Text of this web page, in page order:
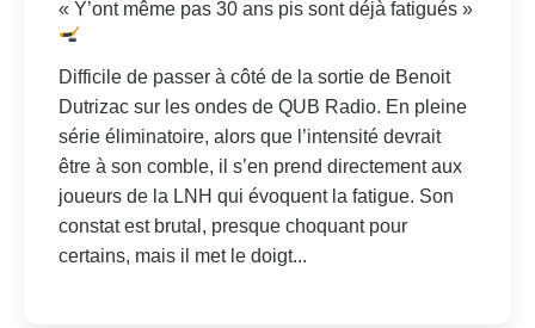
« Y’ont même pas 30 ans pis sont déjà fatigués »
Difficile de passer à côté de la sortie de Benoit
Dutrizac sur les ondes de QUB Radio. En pleine
série éliminatoire, alors que l’intensité devrait
être à son comble, il s’en prend directement aux
joueurs de la LNH qui évoquent la fatigue. Son
constat est brutal, presque choquant pour
certains, mais il met le doigt...